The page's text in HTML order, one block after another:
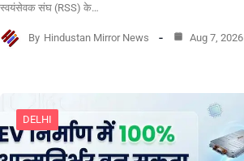
स्वयंसेवक संघ (RSS) के…
By Hindustan Mirror News Aug 7, 2026
DELHI